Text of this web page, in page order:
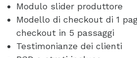
Modulo slider produttore
Modello di checkout di 1
checkout in 5 passaggi
Testimonianze dei clienti